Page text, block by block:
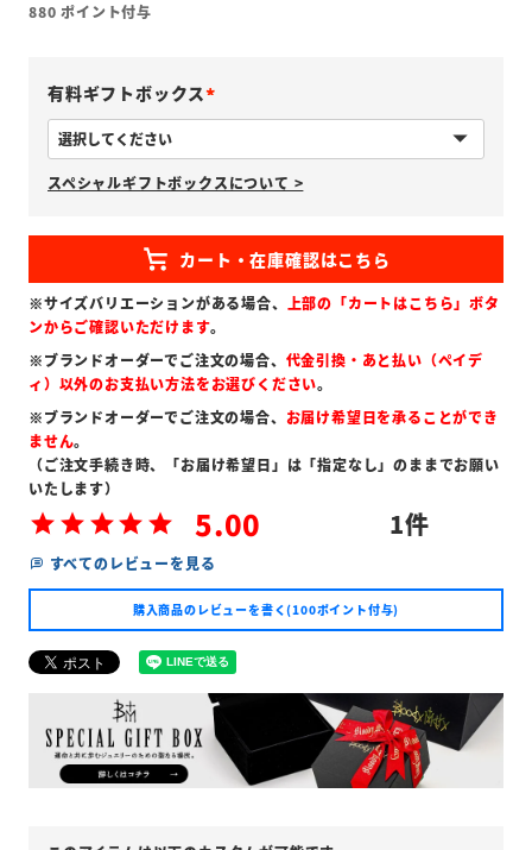
880 ポイント付与
有料ギフトボックス
必
須
)
スペシャルギフトボックスについて >
※サイズバリエーションがある場合、 上部の「カートはこちら」ボタ
ンからご確認いただけます。
※ブランドオーダーでご注文の場合、 代金引換・あと払い（ペイデ
ィ）以外のお支払い方法をお選びください。
※ブランドオーダーでご注文の場合、 お届け希望日を承ることができ
ません。
（ご注文手続き時、「お届け希望日」は「指定なし」のままでお願い
いたします）
5.00 1
すべてのレビューを見る
購入商品のレビューを書く(100ポイント付与)